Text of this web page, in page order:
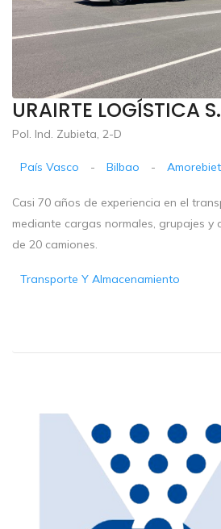
URAIRTE LOGÍSTICA
Pol. Ind. Zubieta, 2-D
País Vasco - Bilbao -
Casi 70 años de experiencia en el
mediante cargas normales, grupajes y
de 20 camiones.
Transporte Y Almacenamiento